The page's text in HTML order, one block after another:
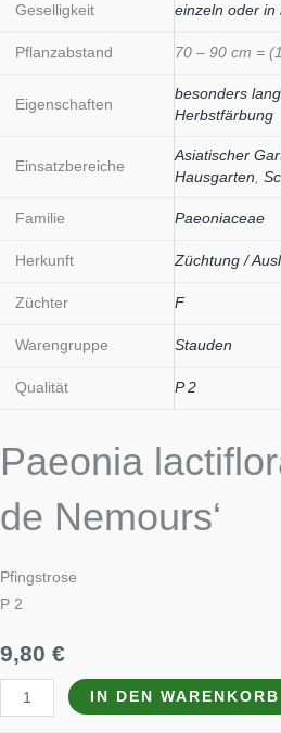
Geselligkeit einzeln oder in
Pflanzabstand 70 – 90 cm =
Eigenschaften
besonders
Herbstfärbung
Einsatzbereiche
Asiatischer
Hausgarten
Familie Paeoniaceae
Herkunft Züchtung /
Züchter F
Warengruppe Stauden
Qualität P 2
Paeonia
de Nemours‘
Pfingstrose
P 2
9,80 €
IN DEN WARENKORB